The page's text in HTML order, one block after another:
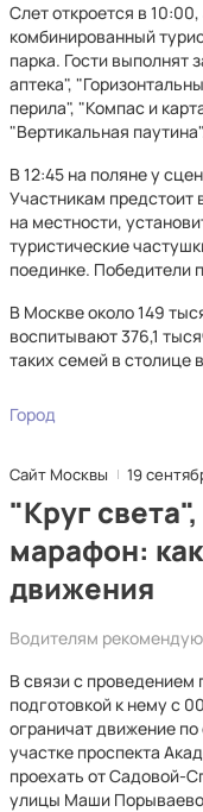
Слет откроется в
комбинированный
парка. Гости выполнят
аптека",
перила", "Компас и
"Вертикальная
В 12:45 на поляне у
Участникам предстоит
на местности,
туристические
поединке. Победители
В Москве около 149
воспитывают 376,1
таких семей в столице
Город
Сайт Москвы 19
"Круг
марафон:
движения
Водителям
В связи с проведением
подготовкой к нему с
ограничат движение
участке проспекта
проехать от Садовой-
улицы Маши